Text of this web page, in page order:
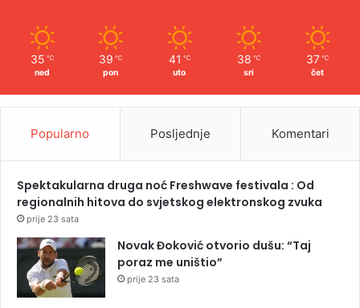
35 ℃
ned
39 ℃
pon
41 ℃
uto
38 ℃
sri
37 ℃
čet
Popularno Posljednje Komentari
Spektakularna druga noć Freshwave festivala : Od
regionalnih hitova do svjetskog elektronskog zvuka
prije 23 sata
Novak Đoković otvorio dušu: “Taj
poraz me uništio”
prije 23 sata